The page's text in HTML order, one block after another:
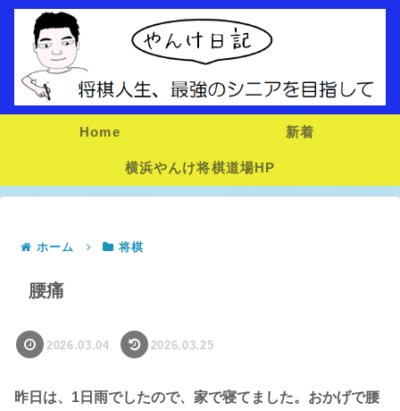
Home 新着
横浜やんけ将棋道場HP
ホーム 将棋
腰痛
2026.03.04 2026.03.25
昨日は、1日雨でしたので、家で寝てました。おかげで腰